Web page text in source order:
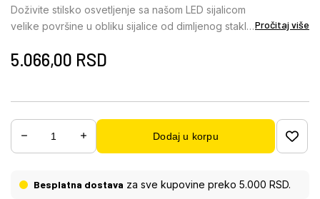
Doživite stilsko osvetljenje sa našom LED sijalicom
velike površine u obliku sijalice od dimljenog stakla.
dizajnom u obliku udubljenja, ova sijalica ne samo
besprekorno se uklapaju u moderne i klasične
enterijere, dajući im posebnu eleganciju. Uprkos
svojoj velikodušnoj veličini, sijalica pruža meki
temperaturu boje od 1800 Kelvina, što stvara
Pročitaj više
5.066,00 RSD
Dodaj u korpu
Besplatna dostava za sve kupovine preko 5.000 RSD.